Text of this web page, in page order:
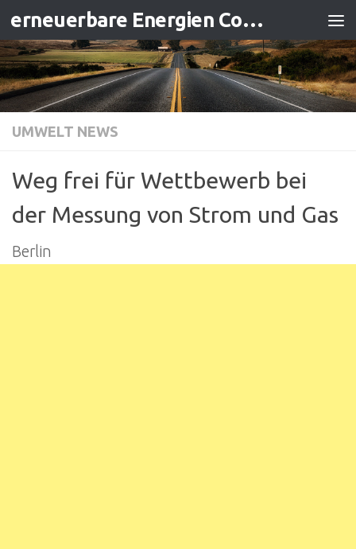
Zum Inhalt springen erneuerbare Energien Contracting
UMWELT NEWS
Weg frei für Wettbewerb bei
der Messung von Strom und Gas
Berlin